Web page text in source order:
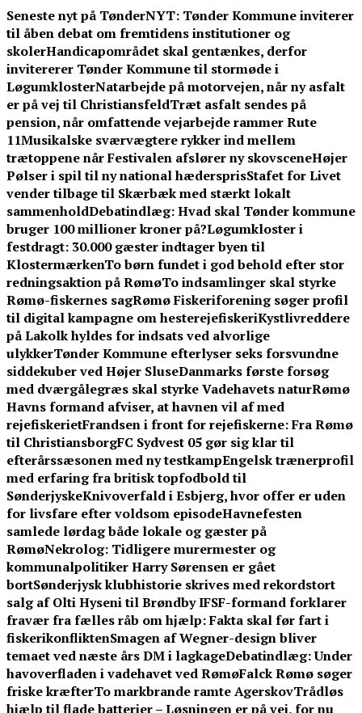
Skip
to
content
Seneste nyt på TønderNYT: Tønder Kommune inviterer
til åben debat om fremtidens institutioner og
skolerHandicapområdet skal gentænkes, derfor
invitererer Tønder Kommune til stormøde i
LøgumklosterNatarbejde på motorvejen, når ny asfalt
er på vej til ChristiansfeldTræt asfalt sendes på
pension, når omfattende vejarbejde rammer Rute
11Musikalske sværvægtere rykker ind mellem
trætoppene når Festivalen afslører ny skovsceneHøjer
Pølser i spil til ny national hædersprisStafet for Livet
vender tilbage til Skærbæk med stærkt lokalt
sammenholdDebatindlæg: Hvad skal Tønder kommune
bruger 100 millioner kroner på?Løgumkloster i
festdragt: 30.000 gæster indtager byen til
KlostermærkenTo børn fundet i god behold efter stor
redningsaktion på RømøTo indsamlinger skal styrke
Rømø-fiskernes sagRømø Fiskeriforening søger profil
til digital kampagne om hesterejefiskeriKystlivreddere
på Lakolk hyldes for indsats ved alvorlige
ulykkerTønder Kommune efterlyser seks forsvundne
siddekuber ved Højer SluseDanmarks første forsøg
med dværgålegræs skal styrke Vadehavets naturRømø
Havns formand afviser, at havnen vil af med
rejefiskerietFrandsen i front for rejefiskerne: Fra Rømø
til ChristiansborgFC Sydvest 05 gør sig klar til
efterårssæsonen med ny testkampEngelsk trænerprofil
med erfaring fra britisk topfodbold til
SønderjyskeKnivoverfald i Esbjerg, hvor offer er uden
for livsfare efter voldsom episodeHavnefesten
samlede lørdag både lokale og gæster på
RømøNekrolog: Tidligere murermester og
kommunalpolitiker Harry Sørensen er gået
bortSønderjysk klubhistorie skrives med rekordstort
salg af Olti Hyseni til Brøndby IFSF-formand forklarer
fravær fra fælles råb om hjælp: Fakta skal før fart i
fiskerikonfliktenSmagen af Wegner-design bliver
temaet ved næste års DM i lagkageDebatindlæg: Under
havoverfladen i vadehavet ved RømøFalck Rømø søger
friske kræfterTo markbrande ramte AgerskovTrådløs
hjælp til flade batterier – Løsningen er på vej, for nu